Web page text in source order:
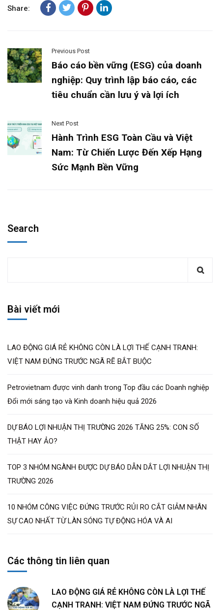
Share:
Previous Post
Báo cáo bền vững (ESG) của doanh
nghiệp: Quy trình lập báo cáo, các
tiêu chuẩn cần lưu ý và lợi ích
Next Post
Hành Trình ESG Toàn Cầu và Việt
Nam: Từ Chiến Lược Đến Xếp Hạng
Sức Mạnh Bền Vững
Search
Bài viết mới
LAO ĐỘNG GIÁ RẺ KHÔNG CÒN LÀ LỢI THẾ CẠNH TRANH:
VIỆT NAM ĐỨNG TRƯỚC NGÃ RẼ BẮT BUỘC
Petrovietnam được vinh danh trong Top đầu các Doanh nghiệp
Đổi mới sáng tạo và Kinh doanh hiệu quả 2026
DỰ BÁO LỢI NHUẬN THỊ TRƯỜNG 2026 TĂNG 25%: CON SỐ
THẬT HAY ẢO?
TOP 3 NHÓM NGÀNH ĐƯỢC DỰ BÁO DẪN DẮT LỢI NHUẬN THỊ
TRƯỜNG 2026
10 NHÓM CÔNG VIỆC ĐỨNG TRƯỚC RỦI RO CẮT GIẢM NHÂN
SỰ CAO NHẤT TỪ LÀN SÓNG TỰ ĐỘNG HÓA VÀ AI
Các thông tin liên quan
LAO ĐỘNG GIÁ RẺ KHÔNG CÒN LÀ LỢI THẾ
CẠNH TRANH: VIỆT NAM ĐỨNG TRƯỚC NGÃ